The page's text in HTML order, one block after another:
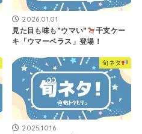
2026.01.01
見た目も味も”ウマい”
干支ケー
キ「ウマーベラス」登場！
旬ネタ
2025.10.16